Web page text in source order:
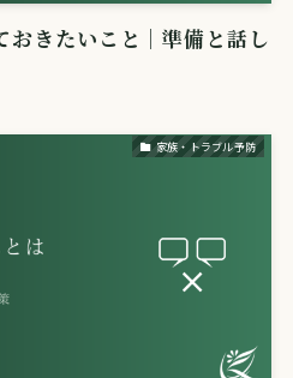
おきたいこと｜準備と話し
家族・トラブル予防